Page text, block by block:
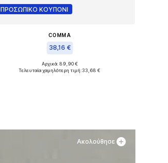
ΠΡΟΣΩΠΙΚΟ ΚΟΥΠΟΝΙ
COMMA
38,16 €
Διαθέσιμα μεγέθη: 27-28, 30-31
Αρχικά: 89,90 €
Τελευταία χαμηλότερη τιμή:33,68 €
Ακολούθησε